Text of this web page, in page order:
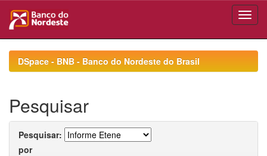
navigationDSpace - BNB - Banco do Nordeste do Brasil
Pesquisar
Pesquisar:
por